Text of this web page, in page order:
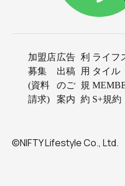
加盟店
募集
(資料
請求)
広告
出稿
のご
案内
利
用
規
約
ライフ
タイル
S+規約
©NIFTY Lifestyle Co., Ltd.